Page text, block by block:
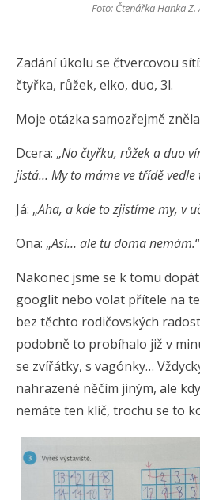
Foto: Čtenářka Hanka
Zadání úkolu se čtvercovou
čtyřka, růžek, elko, duo, 3l.
Moje otázka samozřejmě
Dcera: „No čtyřku, růžek a duo
jistá… My to máme ve třídě vedle
Já: „Aha, a kde to zjistíme my, v
Ona: „Asi… ale tu doma nemám.“
Nakonec jsme se k tomu
googlit nebo volat přítele na
bez těchto rodičovských
podobně to probíhalo již v
se zvířátky, s vagónky…
nahrazené něčím jiným, ale
nemáte ten klíč, trochu se to